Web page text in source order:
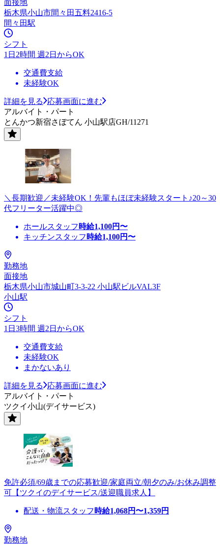
面接地
栃木県小山市間々田五料2416-5
間々田駅
シフト
1日2時間 週2日からOK
交通費支給
未経験OK
詳細を見る
応募画面に進む
アルバイト・パート
とんかつ新宿さぼてん 小山駅店GH/11271
＼長期歓迎／未経験OK！先輩もほぼ未経験スタート♪20～30
代フリーター活躍中◎
ホールスタッフ 時給1,100円〜
キッチンスタッフ 時給1,100円〜
勤務地
面接地
栃木県小山市城山町3-3-22 小山駅ビルVAL3F
小山駅
シフト
1日3時間 週2日からOK
交通費支給
未経験OK
まかないあり
詳細を見る
応募画面に進む
アルバイト・パート
ツクイ小山(デイサービス)
免許必須/69歳までの応募歓迎/家庭両立/朝夕のみ/お休み調整
可【ツクイのデイサービス/送迎職員求人】
配送・物流スタッフ 時給1,068円〜1,359円
勤務地